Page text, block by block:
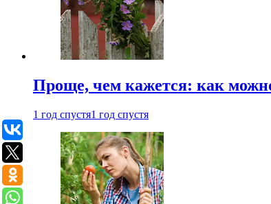
Проще, чем кажется: как
1 год спустя1 год спустя